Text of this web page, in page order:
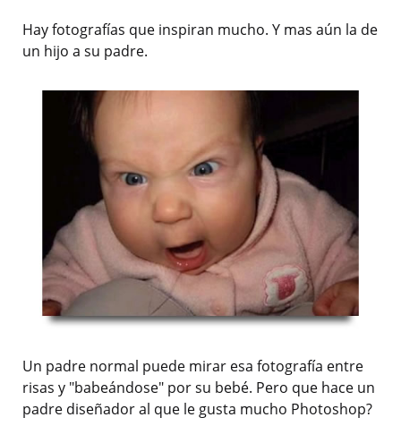
Hay fotografías que inspiran mucho. Y mas aún la de
un hijo a su padre.
Un padre normal puede mirar esa fotografía entre
risas y "babeándose" por su bebé. Pero que hace un
padre diseñador al que le gusta mucho Photoshop?